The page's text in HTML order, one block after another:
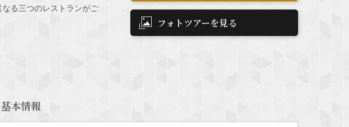
る三つのレストランがご
フォトツアーを見る
基本情報